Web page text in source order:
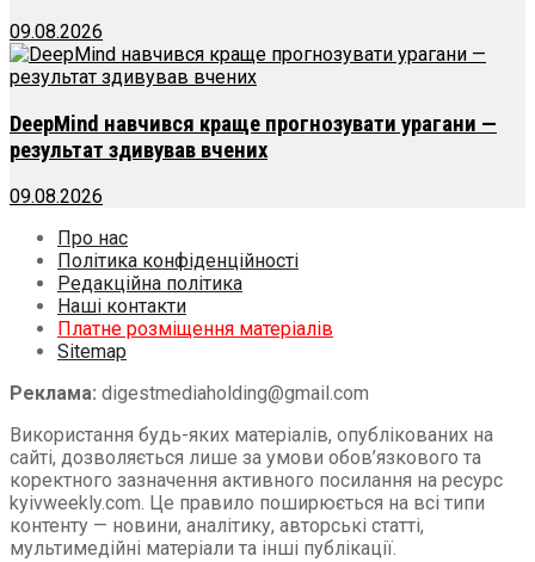
09.08.2026
DeepMind навчився краще прогнозувати урагани —
результат здивував вчених
09.08.2026
Про нас
Політика конфіденційності
Редакційна політика
Наші контакти
Платне розміщення матеріалів
Sitemap
Реклама: digestmediaholding@gmail.com
Використання будь-яких матеріалів, опублікованих на
сайті, дозволяється лише за умови обов’язкового та
коректного зазначення активного посилання на ресурс
kyivweekly.com. Це правило поширюється на всі типи
контенту — новини, аналітику, авторські статті,
мультимедійні матеріали та інші публікації.